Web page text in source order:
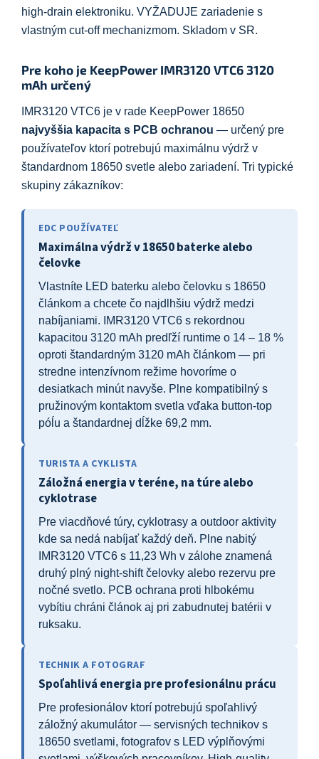
high-drain elektroniku. VYŽADUJE zariadenie s
vlastným cut-off mechanizmom. Skladom v SR.
Pre koho je KeepPower IMR3120 VTC6 3120
mAh určený
IMR3120 VTC6 je v rade KeepPower 18650
najvyššia kapacita s PCB ochranou — určený pre
používateľov ktorí potrebujú maximálnu výdrž v
štandardnom 18650 svetle alebo zariadení. Tri typické
skupiny zákazníkov:
EDC POUŽÍVATEĽ
Maximálna výdrž v 18650 baterke alebo
čelovke
Vlastníte LED baterku alebo čelovku s 18650
článkom a chcete čo najdlhšiu výdrž medzi
nabíjaniami. IMR3120 VTC6 s rekordnou
kapacitou 3120 mAh predľží runtime o 14 – 18 %
oproti štandardným 3120 mAh článkom — pri
stredne intenzívnom režime hovoríme o
desiatkach minút navyše. Plne kompatibilný s
pružinovým kontaktom svetla vďaka button-top
póĺu a štandardnej dĺžke 69,2 mm.
TURISTA A CYKLISTA
Záložná energia v teréne, na túre alebo
cyklotrase
Pre viacdňové túry, cyklotrasy a outdoor aktivity
kde sa nedá nabíjať každý deň. Plne nabitý
IMR3120 VTC6 s 11,23 Wh v zálohe znamená
druhý plný night-shift čelovky alebo rezervu pre
nočné svetlo. PCB ochrana proti hlbokému
vybítiu chráni článok aj pri zabudnutej batérii v
ruksaku.
TECHNIK A FOTOGRAF
Spoľahlivá energia pre profesionálnu prácu
Pre profesionálov ktorí potrebujú spoľahlivý
záložný akumulátor — servisných technikov s
18650 svetlami, fotografov s LED výplňovými